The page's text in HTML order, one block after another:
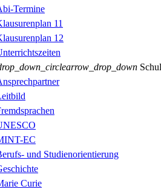
Termine
11
12
arrow_drop_down
EC
und Studienorientierung
Curie